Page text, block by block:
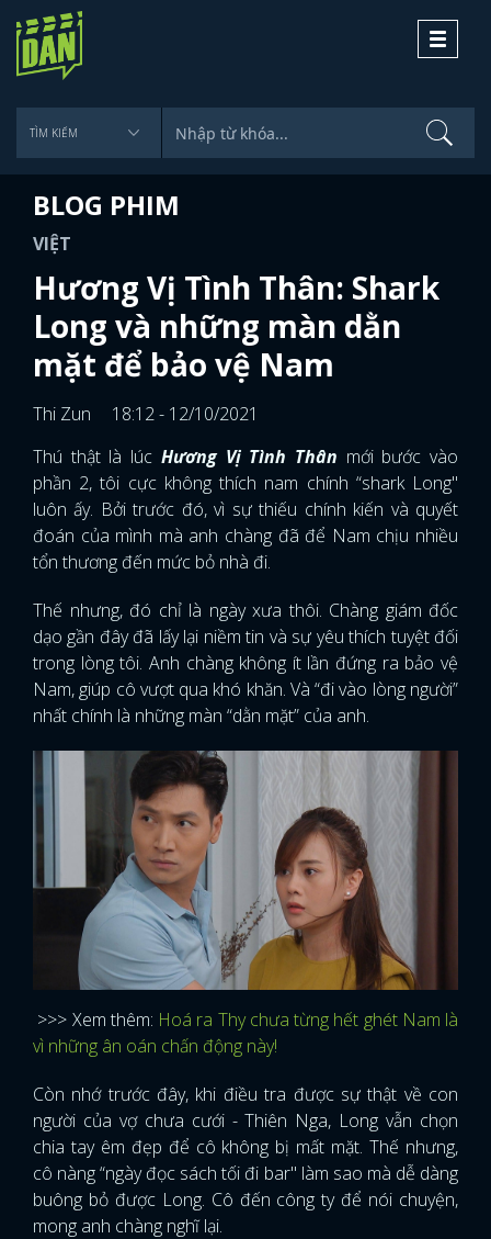
Toggle
BLOG PHIM
VIỆT
Hương Vị Tình Thân: Shark
Long và những màn dằn
mặt để bảo vệ Nam
Thi Zun
18:12 - 12/10/2021
Thú thật là lúc Hương Vị Tình Thân mới bước vào
phần 2, tôi cực không thích nam chính “shark Long"
luôn ấy. Bởi trước đó, vì sự thiếu chính kiến và quyết
đoán của mình mà anh chàng đã để Nam chịu nhiều
tổn thương đến mức bỏ nhà đi.
Thế nhưng, đó chỉ là ngày xưa thôi. Chàng giám đốc
dạo gần đây đã lấy lại niềm tin và sự yêu thích tuyệt đối
trong lòng tôi. Anh chàng không ít lần đứng ra bảo vệ
Nam, giúp cô vượt qua khó khăn. Và “đi vào lòng người”
nhất chính là những màn “dằn mặt” của anh.
>>> Xem thêm: Hoá ra Thy chưa từng hết ghét Nam là
vì những ân oán chấn động này!
Còn nhớ trước đây, khi điều tra được sự thật về con
người của vợ chưa cưới - Thiên Nga, Long vẫn chọn
chia tay êm đẹp để cô không bị mất mặt. Thế nhưng,
cô nàng “ngày đọc sách tối đi bar" làm sao mà dễ dàng
buông bỏ được Long. Cô đến công ty để nói chuyện,
mong anh chàng nghĩ lại.